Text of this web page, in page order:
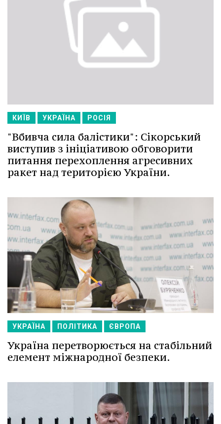
КИЇВ УКРАЇНА РОСІЯ
"Вбивча сила балістики": Сікорський
виступив з ініціативою обговорити
питання перехоплення агресивних
ракет над територією України.
УКРАЇНА ПОЛІТИКА ЄВРОПА
Україна перетворюється на стабільний
елемент міжнародної безпеки.